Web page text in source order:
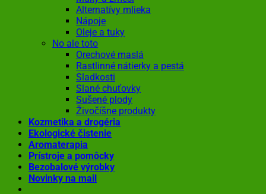
Alternatívy mlieka
Nápoje
Oleje a tuky
No ale toto
Orechové maslá
Rastlinné nátierky a pestá
Sladkosti
Slané chuťovky
Sušené plody
Živočíšne produkty
Kozmetika a drogéria
Ekologické čistenie
Aromaterapia
Prístroje a pomôcky
Bezobalové výrobky
Novinky na mail